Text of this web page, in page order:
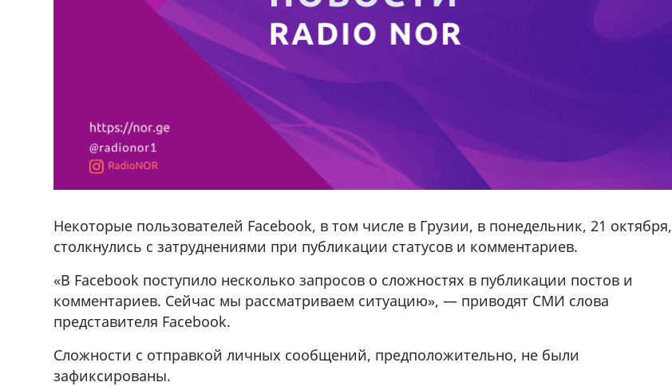
Некоторые пользователей Facebook, в том числе в Грузии, в понедельник, 21 октября,
столкнулись с затруднениями при публикации статусов и комментариев.
«В Facebook поступило несколько запросов о сложностях в публикации постов и
комментариев. Сейчас мы рассматриваем ситуацию», — приводят СМИ слова
представителя Facebook.
Сложности с отправкой личных сообщений, предположительно, не были
зафиксированы.